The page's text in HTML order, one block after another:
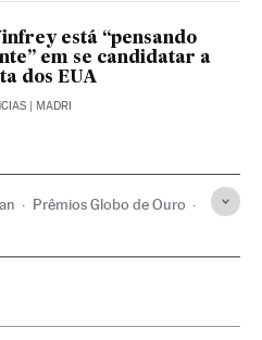
está “pensando
em se candidatar a
dos EUA
| MADRI
Prêmios Globo de Ouro